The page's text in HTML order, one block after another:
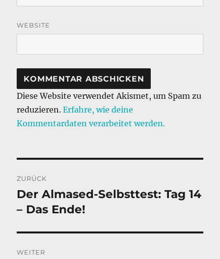
WEBSITE
Diese Website verwendet Akismet, um Spam zu
reduzieren.Erfahre, wie deine
Kommentardaten verarbeitet werden.
ZURÜCK
Vorheriger
Beitrag:
Der Almased-Selbsttest: Tag 14
– Das Ende!
WEITER